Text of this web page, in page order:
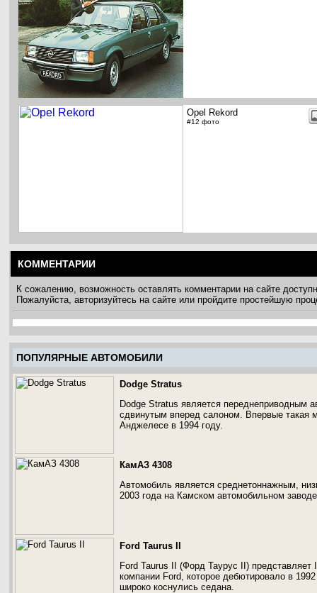
Opel Rekord
#12 фото
КОММЕНТАРИИ
К сожалению, возможность оставлять комментарии на сайте
Пожалуйста, авторизуйтесь на сайте или пройдите простейшую
ПОПУЛЯРНЫЕ АВТОМОБИЛИ
Dodge Stratus
Dodge Stratus является переднеприводным
сдвинутым вперед салоном. Впервые такая
Анджелесе в 1994 году.
КамАЗ 4308
Автомобиль является среднетоннажным,
2003 года на Камском автомобильном
Ford Taurus II
Ford Taurus II (Форд Таурус II) представляет
компании Ford, которое дебютировало в
широко коснулись седана.